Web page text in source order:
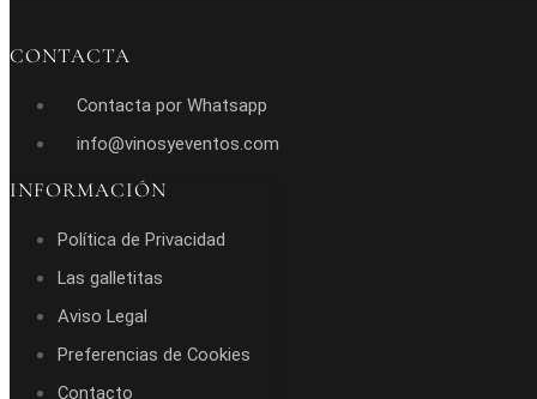
CONTACTA
Contacta por Whatsapp
info@vinosyeventos.com
INFORMACIÓN
Política de Privacidad
Las galletitas
Aviso Legal
Preferencias de Cookies
Contacto